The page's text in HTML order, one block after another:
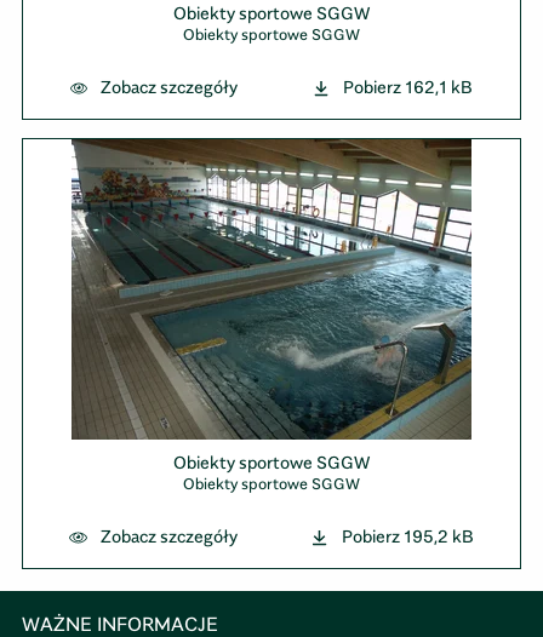
Obiekty sportowe SGGW
Obiekty sportowe SGGW
Zobacz szczegóły Pobierz 162,1 kB
Obiekty sportowe SGGW
Obiekty sportowe SGGW
Zobacz szczegóły Pobierz 195,2 kB
WAŻNE INFORMACJE